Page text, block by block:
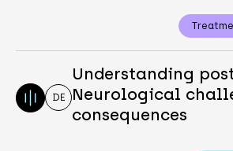
DE
Understanding
Neurological
consequences